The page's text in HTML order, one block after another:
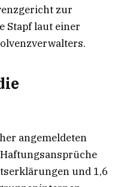
zur
Stapf laut einer
angemeldeten
und 1,6